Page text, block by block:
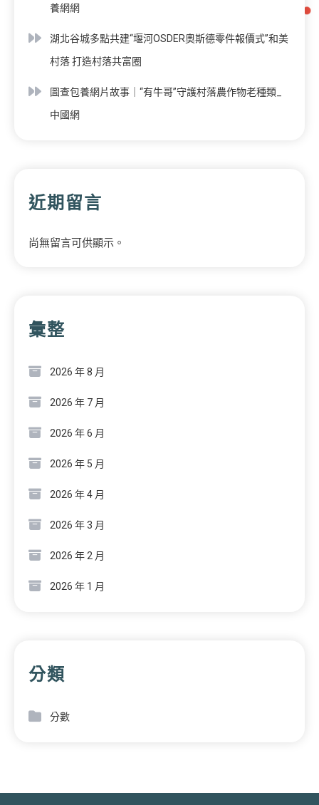
養網網
湖北谷城多點共建“堰河OSDER奧斯德零件報價式”和美
村落 打造村落共富圈
圖查包養網片故事｜“有牛哥”守護村落農作物老種類_
中國網
近期留言
尚無留言可供顯示。
彙整
2026 年 8 月
2026 年 7 月
2026 年 6 月
2026 年 5 月
2026 年 4 月
2026 年 3 月
2026 年 2 月
2026 年 1 月
分類
分數